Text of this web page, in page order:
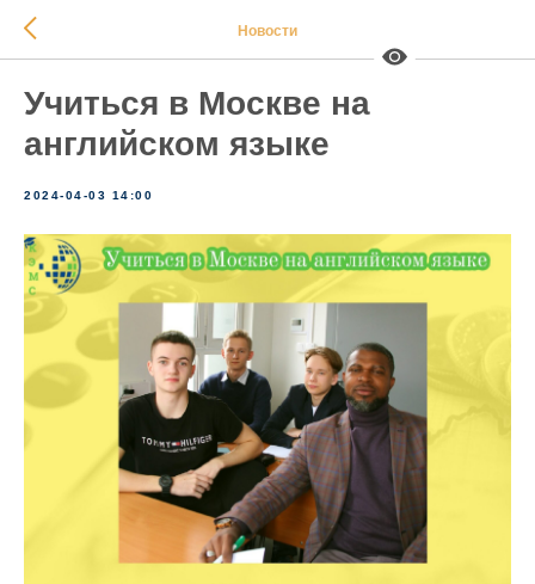
Новости
Учиться в Москве на
английском языке
2024-04-03 14:00